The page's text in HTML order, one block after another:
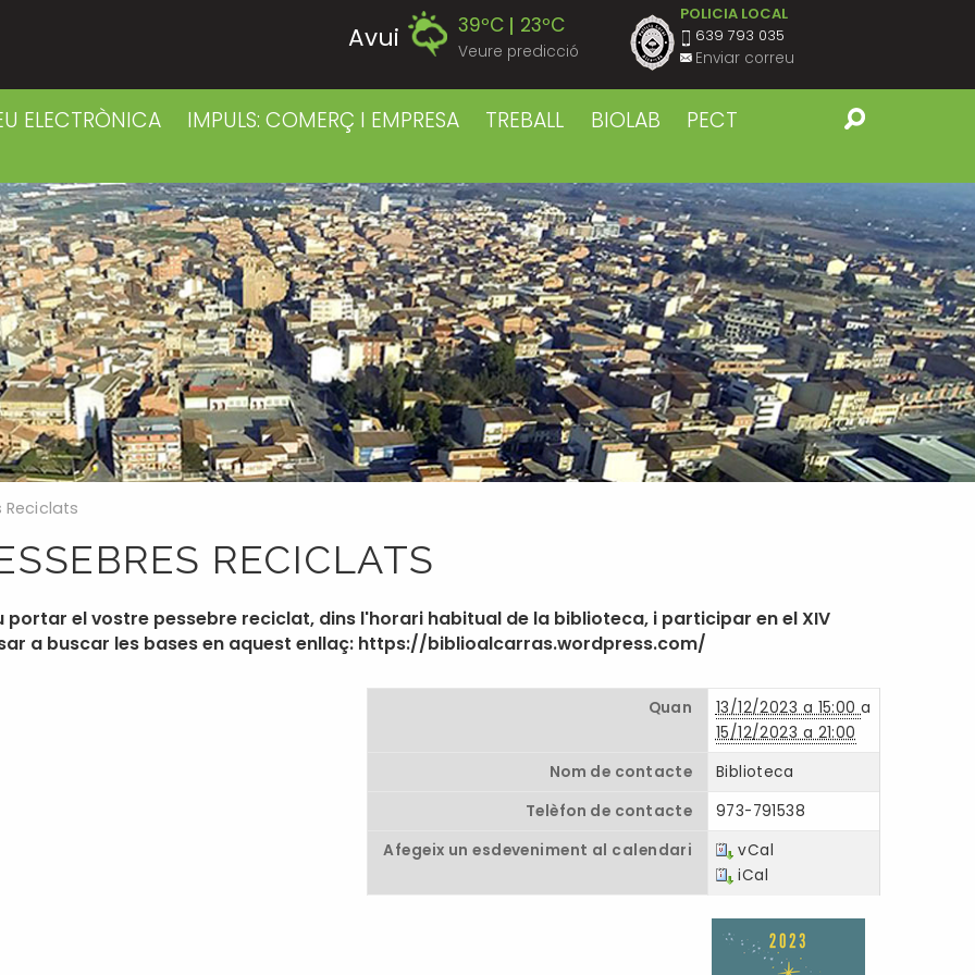
Avui 39ºC 23ºC
Veure predicció
Diumenge 39ºC 22ºC
Dimarts 39ºC 22ºC
Dimecres 41ºC 23ºC
Dijous 42ºC 22ºC
Divendres 40ºC 23ºC
POLICIA LOCAL
639 793 035
Enviar correu
ELECTRÒNICA IMPULS: COMERÇ I EMPRESA TREBALL BIOLAB
PECT
Reciclats
RECICLATS
portar el vostre pessebre reciclat, dins l'horari habitual de la biblioteca, i participar en el XIV
a buscar les bases en aquest enllaç: https://biblioalcarras.wordpress.com/
Quan 13/12/2023 a 15:00a
15/12/2023 a 21:00
Nom de contacte
Biblioteca
Telèfon de contacte
973-791538
Afegeix un esdeveniment al calendari
vCal
iCal